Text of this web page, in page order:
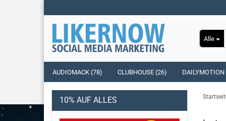
Alle
AUDIOMACK (78) CLUBHOUSE (26) DAILYMOTION
10% AUF ALLES